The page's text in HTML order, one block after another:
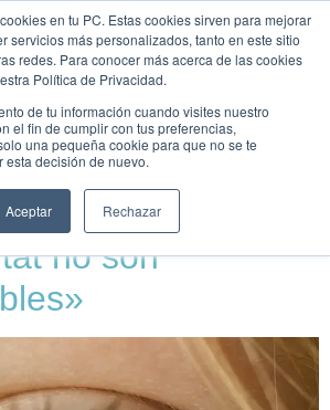
en tu PC. Estas cookies sirven para mejorar
servicios más personalizados, tanto en este sitio
redes. Para conocer más acerca de las cookies
Política de Privacidad.
de tu información cuando visites nuestro
el fin de cumplir con tus preferencias,
una pequeña cookie para que no se te
esta decisión de nuevo.
Aceptar Rechazar
Indústria
«Cal entendre
i la
no són